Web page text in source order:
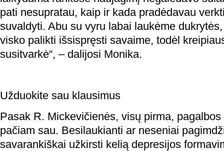
pati nesupratau, kaip ir kada pradėdavau
suvaldyti. Abu su vyru labai laukėme
visko palikti išsispręsti savaime, todėl
susitvarkė“, – dalijosi Monika.
Užduokite sau klausimus
Pasak R. Mickevičienės, visų pirma,
pačiam sau. Besilaukianti ar neseniai
savarankiškai užkirsti kelią depresijos